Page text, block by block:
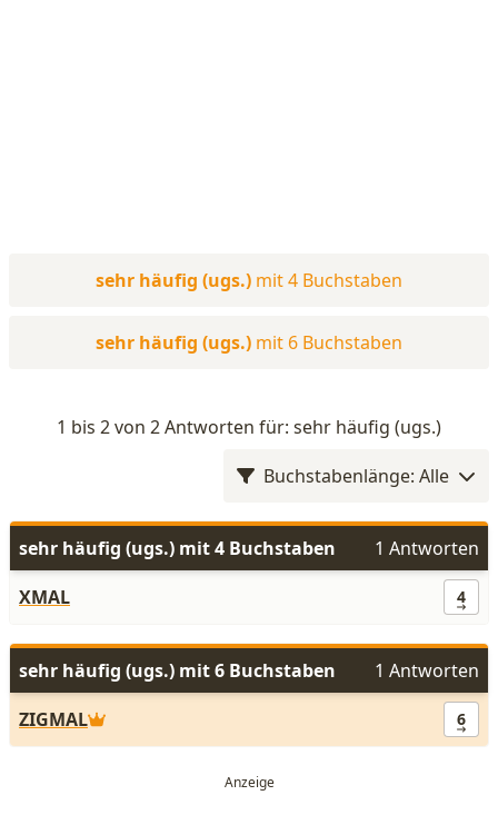
sehr häufig (ugs.) mit 4 Buchstaben
sehr häufig (ugs.) mit 6 Buchstaben
1 bis 2 von 2 Antworten für: sehr häufig (ugs.)
Buchstabenlänge: Alle
sehr häufig (ugs.) mit 4 Buchstaben
1 Antworten
XMAL
4
sehr häufig (ugs.) mit 6 Buchstaben
1 Antworten
ZIGMAL
6